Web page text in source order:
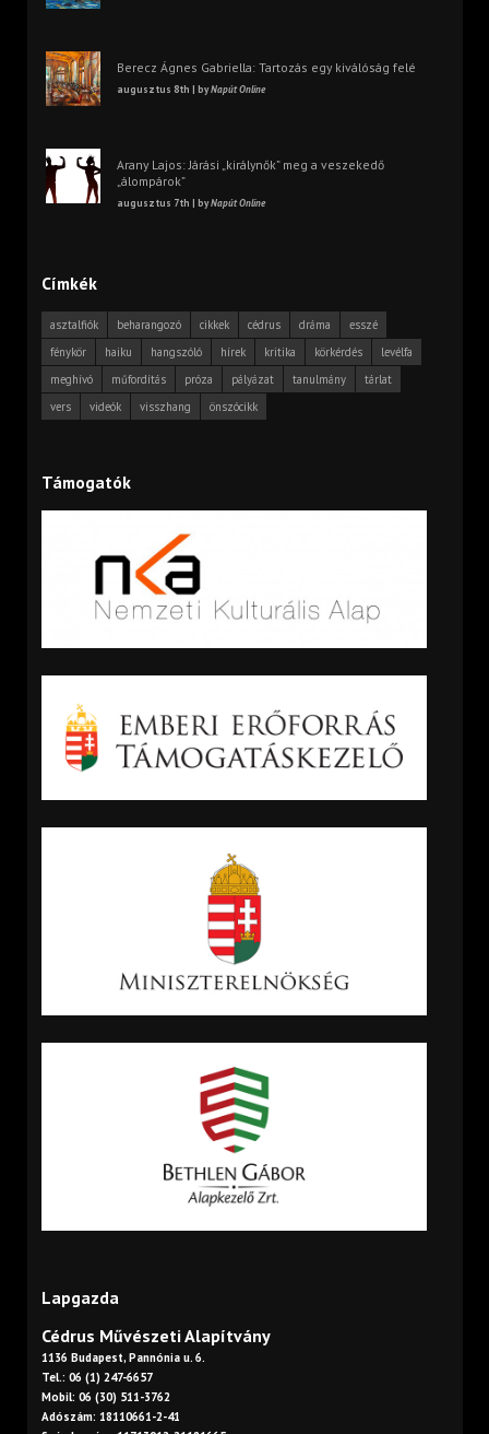
Berecz Ágnes Gabriella: Tartozás egy kiválóság felé
augusztus 8th | byNapút Online
Arany Lajos: Járási „királynők” meg a veszekedő
„álompárok”
augusztus 7th | byNapút Online
Címkék
asztalfiók beharangozó cikkek cédrus dráma
esszé
fénykör
haiku hangszóló hírek kritika körkérdés
levélfa
meghívó
műfordítás próza pályázat tanulmány
tárlat
vers
videók visszhang önszócikk
Támogatók
Lapgazda
Cédrus Művészeti Alapítvány
1136 Budapest, Pannónia u. 6.
Tel.: 06 (1) 247-6657
Mobil: 06 (30) 511-3762
Adószám: 18110661-2-41